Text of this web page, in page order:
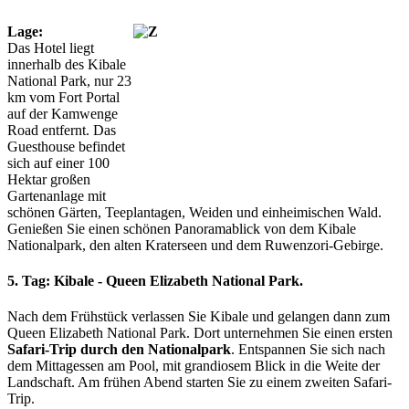
Lage:
Das Hotel liegt
innerhalb des Kibale
National Park, nur 23
km vom Fort Portal
auf der Kamwenge
Road entfernt. Das
Guesthouse befindet
sich auf einer 100
Hektar großen
Gartenanlage mit
schönen Gärten, Teeplantagen, Weiden und einheimischen Wald.
Genießen Sie einen schönen Panoramablick von dem Kibale
Nationalpark, den alten Kraterseen und dem Ruwenzori-Gebirge.
5. Tag: Kibale - Queen Elizabeth National Park.
Nach dem Frühstück verlassen Sie Kibale und gelangen dann zum
Queen Elizabeth National Park. Dort unternehmen Sie einen ersten
Safari-Trip durch den Nationalpark. Entspannen Sie sich nach
dem Mittagessen am Pool, mit grandiosem Blick in die Weite der
Landschaft. Am frühen Abend starten Sie zu einem zweiten Safari-
Trip.